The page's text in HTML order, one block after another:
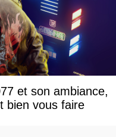
et son ambiance,
bien vous faire